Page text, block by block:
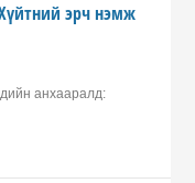
эрч нэмж
анхааралд: